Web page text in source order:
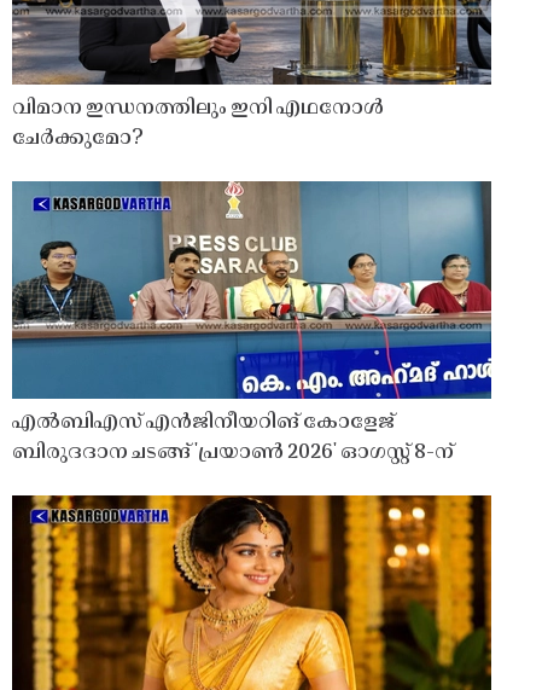
വിമാന ഇന്ധനത്തിലും ഇനി എഥനോൾ
ചേർക്കുമോ?
എൽബിഎസ് എൻജിനീയറിങ് കോളേജ്
ബിരുദദാന ചടങ്ങ് 'പ്രയാൺ 2026' ഓഗസ്റ്റ് 8-ന്